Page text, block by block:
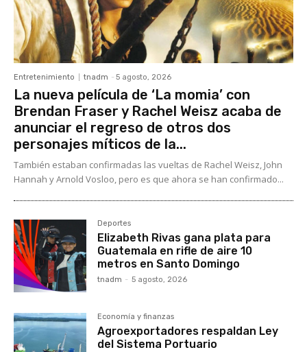
Entretenimiento tnadm - 5 agosto, 2026
La nueva película de ‘La momia’ con
Brendan Fraser y Rachel Weisz acaba de
anunciar el regreso de otros dos
personajes míticos de la...
También estaban confirmadas las vueltas de Rachel Weisz, John
Hannah y Arnold Vosloo, pero es que ahora se han confirmado...
Deportes
Elizabeth Rivas gana plata para
Guatemala en rifle de aire 10
metros en Santo Domingo
tnadm - 5 agosto, 2026
Economía y finanzas
Agroexportadores respaldan Ley
del Sistema Portuario